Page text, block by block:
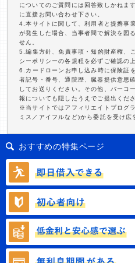
についてのご質問には回答致しかねま
に直接お問い合わせ下さい。
4.本サイトに関して、利用者と提携事
が発生した場合、当事者間で解決を図
せん。
5.編集方針、免責事項・知的財産権、
シーポリシーの各規程を必ずご確認の
6.カードローンお申し込み時に保険証
者記号・番号、通院歴、臓器提供意思
してお送りください。その他、バーコ
報についても隠したうえでご提出くださ
※当サイトではアフィリエイトプログ
ミス／アイフルなど)から委託を受け広
おすすめの特集ページ